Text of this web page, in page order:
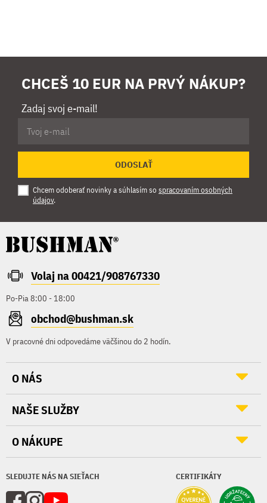
CHCEŠ 10 EUR NA PRVÝ NÁKUP?
Zadaj svoj e-mail!
ODOSLAŤ
Chcem odoberať novinky a súhlasím so spracovaním osobných
údajov.
Volaj na 00421/908767330
Po-Pia 8:00 - 18:00
obchod@bushman.sk
V pracovné dni odpovedáme väčšinou do 2 hodín.
SLEDUJTE NÁS NA SIEŤACH CERTIFIKÁTY
O NÁS
NAŠE SLUŽBY
O NÁKUPE